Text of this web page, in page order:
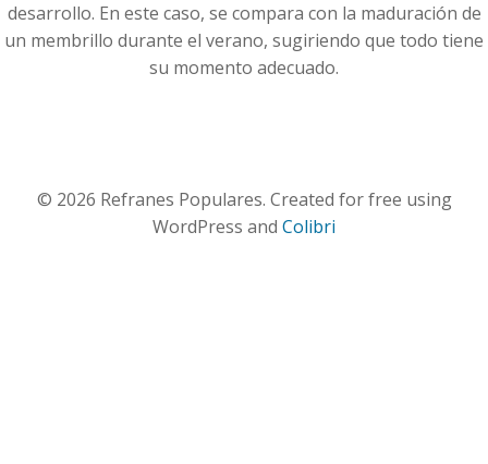
desarrollo. En este caso, se compara con la maduración de
un membrillo durante el verano, sugiriendo que todo tiene
su momento adecuado.
© 2026 Refranes Populares. Created for free using
WordPress and Colibri